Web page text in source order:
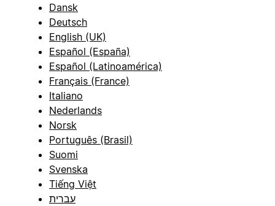
Dansk
Deutsch
English (UK)
Español (España)
Español (Latinoamérica)
Français (France)
Italiano
Nederlands
Norsk
Português (Brasil)
Suomi
Svenska
Tiếng Việt
עברית